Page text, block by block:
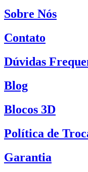
Sobre Nós
Contato
Dúvidas
Blog
Blocos 3D
Política de
Garantia